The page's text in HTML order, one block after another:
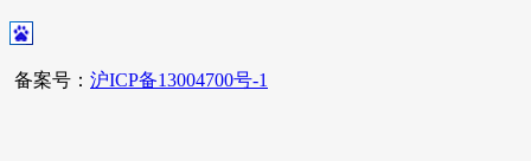
备案号： 沪ICP备13004700号-1